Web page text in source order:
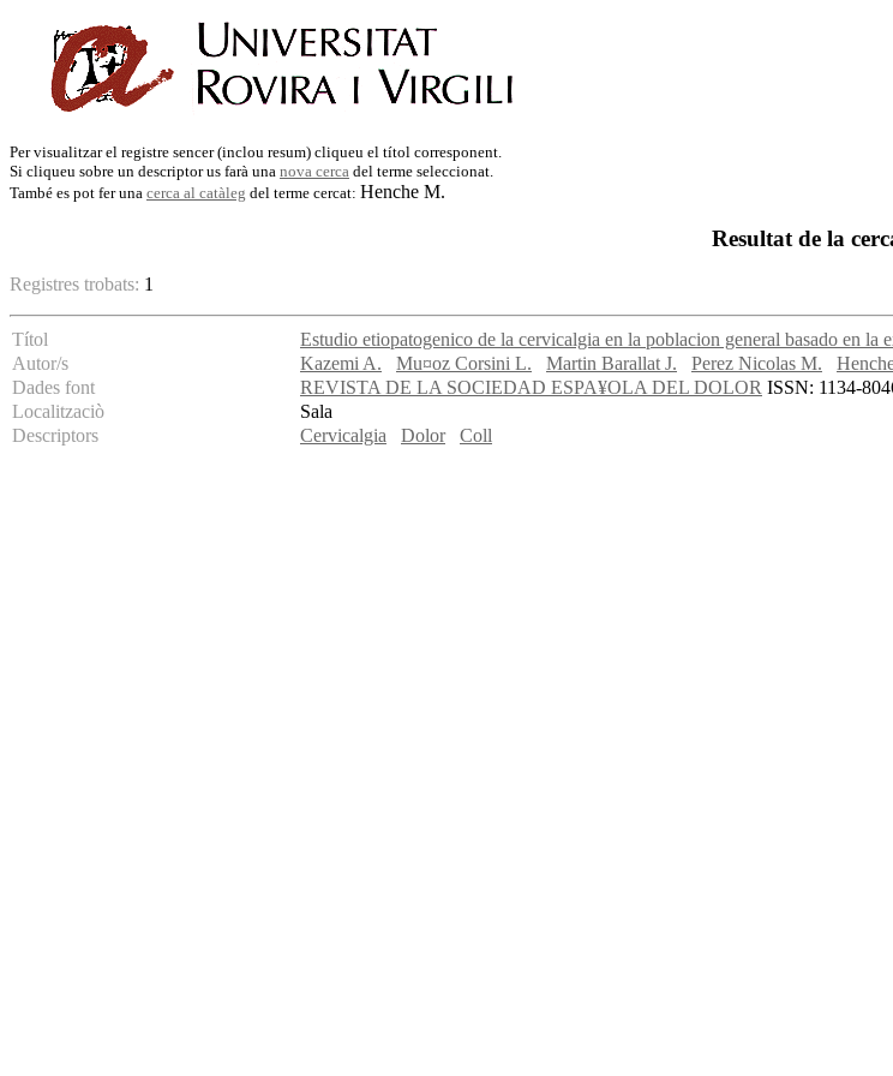
Per visualitzar el registre sencer (inclou resum) cliqueu el títol corresponent.
Si cliqueu sobre un descriptor us farà una nova cerca del terme seleccionat.
També es pot fer una cerca al catàleg del terme cercat: Henche M.
Resultat de la
Registres trobats: 1
Títol
Estudio etiopatogenico de la cervicalgia en la poblacion general basado en la
Autor/s
Kazemi A. Mu¤oz Corsini L. Martin Barallat J. Perez Nicolas M.
Dades font
REVISTA DE LA SOCIEDAD ESPA¥OLA DEL DOLOR ISSN: 1134-
Localitzaciò
Sala
Descriptors
Cervicalgia Dolor Coll